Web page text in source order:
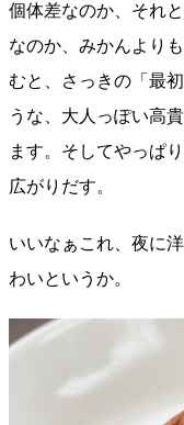
個体差なのか、それ
なのか、みかんより
むと、さっきの「最
うな、大人っぽい高
ます。そしてやっぱ
広がりだす。
いいなぁこれ、夜に
わいというか。